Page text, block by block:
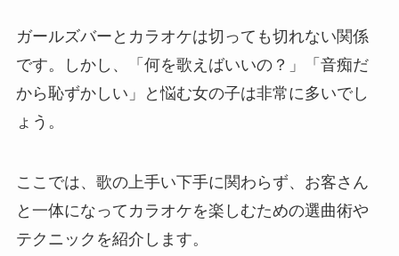
ガールズバーとカラオケは切っても切れない関係
です。しかし、「何を歌えばいいの？」「音痴だ
から恥ずかしい」と悩む女の子は非常に多いでし
ょう。
ここでは、歌の上手い下手に関わらず、お客さん
と一体になってカラオケを楽しむための選曲術や
テクニックを紹介します。